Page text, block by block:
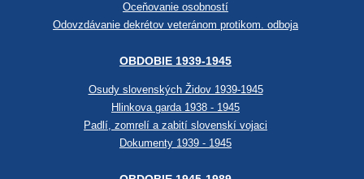
Oceňovanie osobností
Odovzdávanie dekrétov veteránom protikom. odboja
OBDOBIE 1939-1945
Osudy slovenských Židov 1939-1945
Hlinkova garda 1938 - 1945
Padlí, zomrelí a zabití slovenskí vojaci
Dokumenty 1939 - 1945